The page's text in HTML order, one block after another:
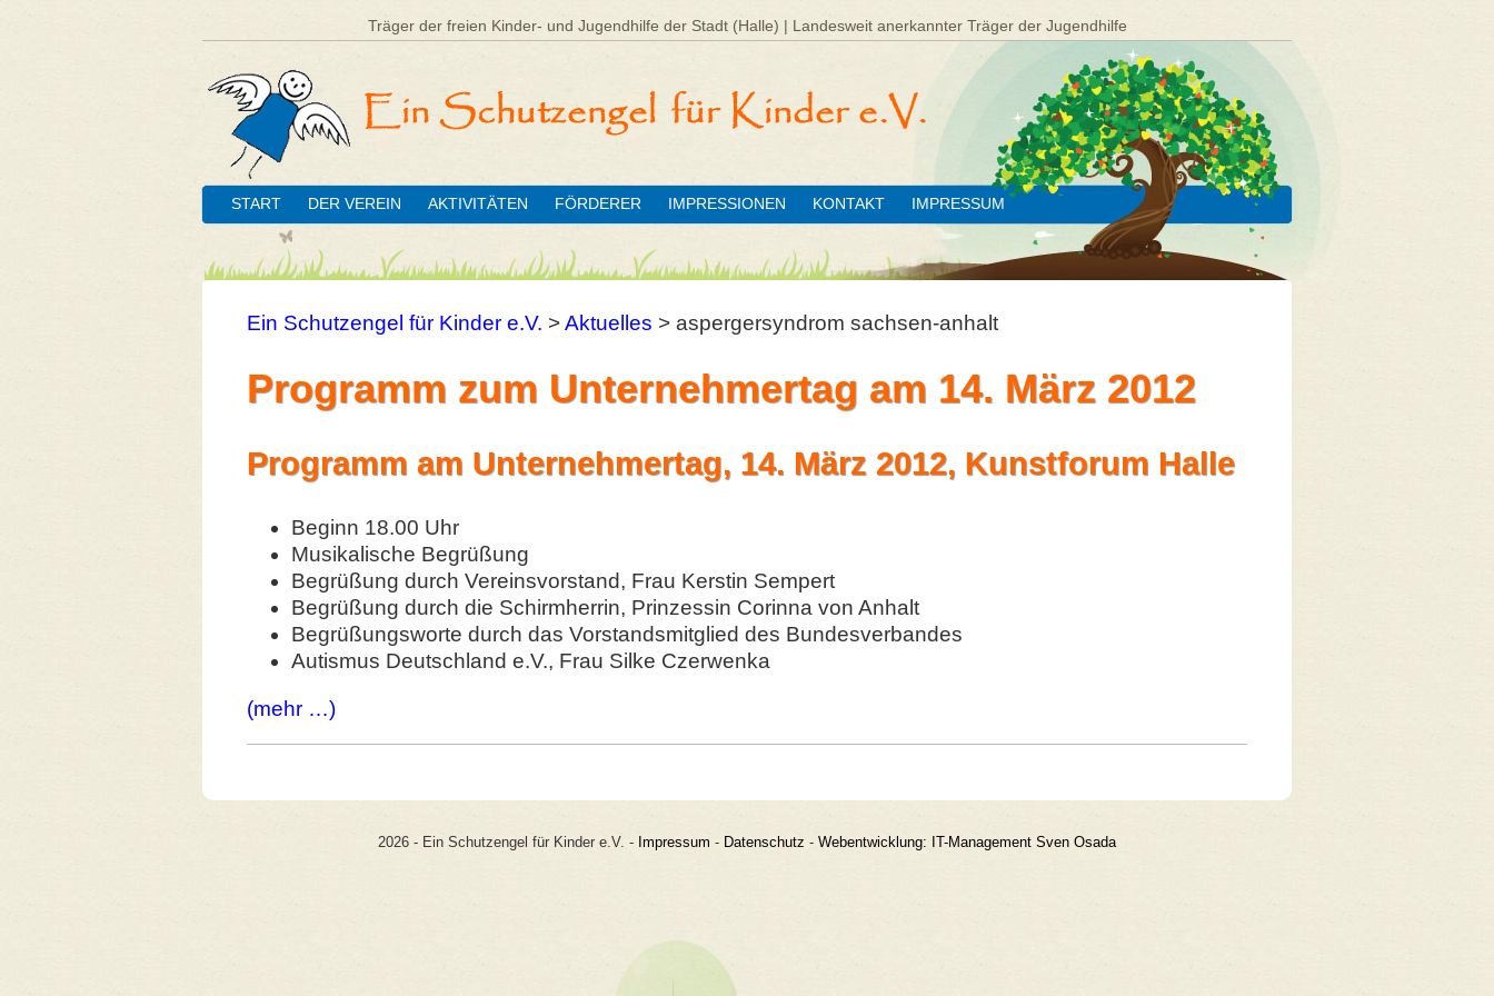
Träger der freien Kinder- und Jugendhilfe der Stadt (Halle) | Landesweit anerkannter Träger der Jugendhilfe
START DER VEREIN AKTIVITÄTEN FÖRDERER IMPRESSIONEN KONTAKT IMPRESSUM
Ein Schutzengel für Kinder e.V. >Aktuelles > aspergersyndrom sachsen-anhalt
Programm zum Unternehmertag am 14. März 2012
Programm am Unternehmertag, 14. März 2012, Kunstforum Halle
Beginn 18.00 Uhr
Musikalische Begrüßung
Begrüßung durch Vereinsvorstand, Frau Kerstin Sempert
Begrüßung durch die Schirmherrin, Prinzessin Corinna von Anhalt
Begrüßungsworte durch das Vorstandsmitglied des Bundesverbandes
Autismus Deutschland e.V., Frau Silke Czerwenka
(mehr …)
2026 - Ein Schutzengel für Kinder e.V. - Impressum - Datenschutz - Webentwicklung: IT-Management Sven Osada